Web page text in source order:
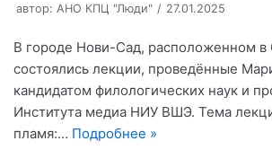
автор: АНО КПЦ "Люди" 27.01.2025
В городе Нови-Сад, расположенном в
состоялись лекции, проведённые
кандидатом филологических наук и
Института медиа НИУ ВШЭ. Тема
пламя:… Подробнее »